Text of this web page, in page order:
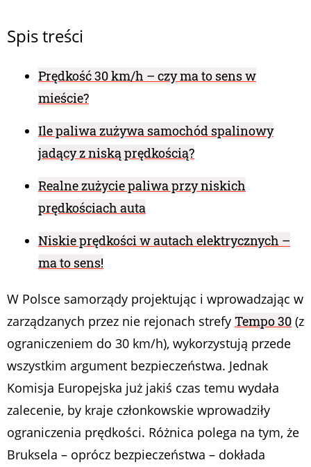
Spis treści
Prędkość 30 km/h – czy ma to sens w
mieście?
Ile paliwa zużywa samochód spalinowy
jadący z niską prędkością?
Realne zużycie paliwa przy niskich
prędkościach auta
Niskie prędkości w autach elektrycznych –
ma to sens!
W Polsce samorządy projektując i wprowadzając w
zarządzanych przez nie rejonach strefy Tempo 30 (z
ograniczeniem do 30 km/h), wykorzystują przede
wszystkim argument bezpieczeństwa. Jednak
Komisja Europejska już jakiś czas temu wydała
zalecenie, by kraje członkowskie wprowadziły
ograniczenia prędkości. Różnica polega na tym, że
Bruksela – oprócz bezpieczeństwa – dokłada